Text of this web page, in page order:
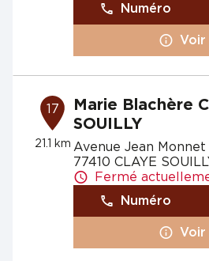
Numéro
Voir
17
21.1 km
Marie Blachère
SOUILLY
Avenue Jean
77410 CLAYE
Fermé
Numéro
Voir